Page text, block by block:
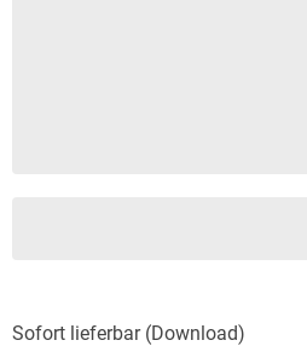
Sofort lieferbar (Download)